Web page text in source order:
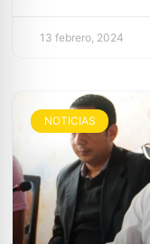
13 febrero, 2024
NOTICIAS